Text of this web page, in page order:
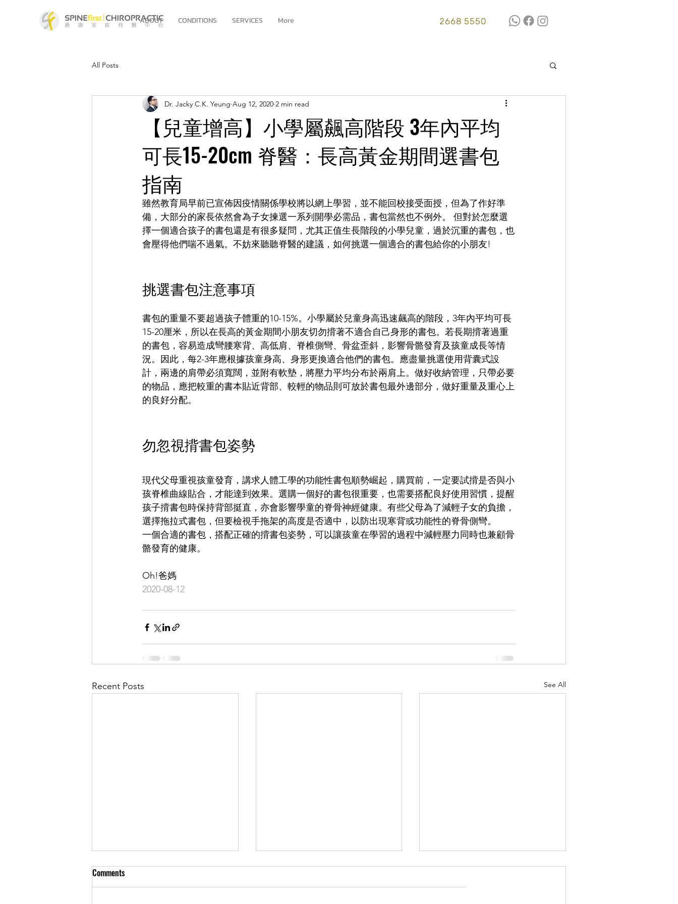
ABOUT CONDITIONS SERVICES More 2668 5550
All Posts
【兒童增高】小學屬飆高階段 3年內平均
可長15-20cm 脊醫：長高黃金期間選書包
指南
Dr. Jacky C.K. Yeung Aug 12, 2020 2 min read
雖然教育局早前已宣佈因疫情關係學校將以網上學習，並不能回校接受面授，但為了作好準
備，大部分的家長依然會為子女揀選一系列開學必需品，書包當然也不例外。 但對於怎麼選
擇一個適合孩子的書包還是有很多疑問，尤其正值生長階段的小學兒童，過於沉重的書包，也
會壓得他們喘不過氣。不妨來聽聽脊醫的建議，如何挑選一個適合的書包給你的小朋友!
挑選書包注意事項
書包的重量不要超過孩子體重的10-15%。小學屬於兒童身高迅速飆高的階段，3年內平均可長
15-20厘米，所以在長高的黃金期間小朋友切勿揹著不適合自己身形的書包。若長期揹著過重
的書包，容易造成彎腰寒背、高低肩、脊椎側彎、骨盆歪斜，影響骨骼發育及孩童成長等情
況。因此，每2-3年應根據孩童身高、身形更換適合他們的書包。應盡量挑選使用背囊式設
計，兩邊的肩帶必須寬闊，並附有軟墊，將壓力平均分布於兩肩上。做好收納管理，只帶必要
的物品，應把較重的書本貼近背部、較輕的物品則可放於書包最外邊部分，做好重量及重心上
的良好分配。
勿忽視揹書包姿勢
現代父母重視孩童發育，講求人體工學的功能性書包順勢崛起，購買前，一定要試揹是否與小
孩脊椎曲線貼合，才能達到效果。選購一個好的書包很重要，也需要搭配良好使用習慣，提醒
孩子揹書包時保持背部挺直，亦會影響學童的脊骨神經健康。有些父母為了減輕子女的負擔，
選擇拖拉式書包，但要檢視手拖架的高度是否適中，以防出現寒背或功能性的脊骨側彎。
一個合適的書包，搭配正確的揹書包姿勢，可以讓孩童在學習的過程中減輕壓力同時也兼顧骨
骼發育的健康。
Oh!爸媽
2020-08-12
Recent Posts See All
Comments